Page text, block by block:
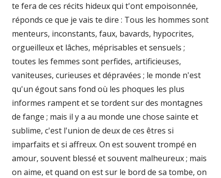
te fera de ces récits hideux qui t'ont empoisonnée,
réponds ce que je vais te dire : Tous les hommes sont
menteurs, inconstants, faux, bavards, hypocrites,
orgueilleux et lâches, méprisables et sensuels ;
toutes les femmes sont perfides, artificieuses,
vaniteuses, curieuses et dépravées ; le monde n'est
qu'un égout sans fond où les phoques les plus
informes rampent et se tordent sur des montagnes
de fange ; mais il y a au monde une chose sainte et
sublime, c'est l'union de deux de ces êtres si
imparfaits et si affreux. On est souvent trompé en
amour, souvent blessé et souvent malheureux ; mais
on aime, et quand on est sur le bord de sa tombe, on